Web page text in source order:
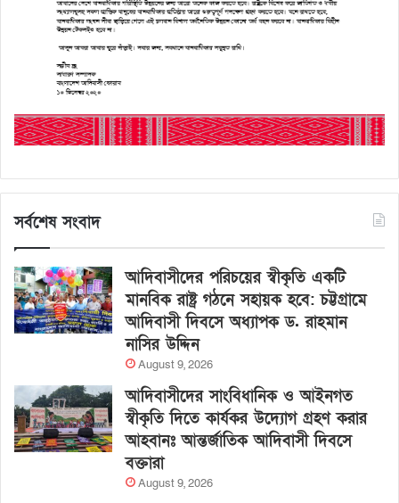
সর্বশেষ সংবাদ
আদিবাসীদের পরিচয়ের স্বীকৃতি একটি
মানবিক রাষ্ট্র গঠনে সহায়ক হবে: চট্টগ্রামে
আদিবাসী দিবসে অধ্যাপক ড. রাহমান
নাসির উদ্দিন
August 9, 2026
আদিবাসীদের সাংবিধানিক ও আইনগত
স্বীকৃতি দিতে কার্যকর উদ্যোগ গ্রহণ করার
আহবানঃ আন্তর্জাতিক আদিবাসী দিবসে
বক্তারা
August 9, 2026